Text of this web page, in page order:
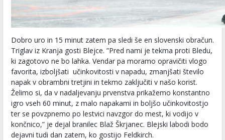
Dobro uro in 15 minut zatem pa sledi še en slovenski obračun.
Triglav iz Kranja gosti Blejce. ”Pred nami je tekma proti Bledu,
ki zagotovo ne bo lahka. Vendar pa moramo opravičiti vlogo
favorita, izboljšati učinkovitosti v napadu, zmanjšati število
napak v obrambni tretjini in tekmo zaključiti v našo korist.
Želimo si, da v nadaljevanju prvenstva prikažemo konstantno
igro vseh 60 minut, z malo napakami in boljšo učinkovitostjo
ter se povzpnemo po lestvici navzgor do mest, ki vodijo v
končnico,” je dejal branilec Blaž Škrjanec. Blejski labodi bodo
dejavni tudi dan zatem, ko gostijo Feldkirch.